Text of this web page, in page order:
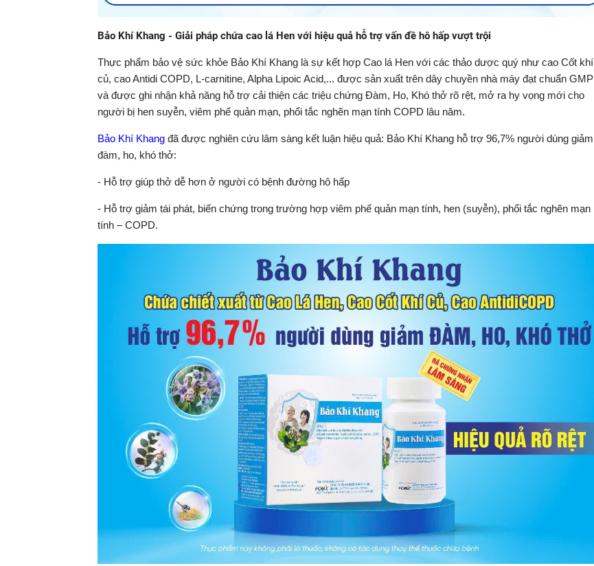
Bảo Khí Khang - Giải pháp chứa cao lá Hen với hiệu quả hỗ trợ vấn đề hô hấp vượt trội
Thực phẩm bảo vệ sức khỏe Bảo Khí Khang là sự kết hợp Cao lá Hen với các thảo dược quý như cao Cốt khí
củ, cao Antidi COPD, L-carnitine, Alpha Lipoic Acid,... được sản xuất trên dây chuyền nhà máy đạt chuẩn GMP
và được ghi nhận khả năng hỗ trợ cải thiện các triệu chứng Đàm, Ho, Khó thở rõ rệt, mở ra hy vọng mới cho
người bị hen suyễn, viêm phế quản mạn, phổi tắc nghẽn mạn tính COPD lâu năm.
Bảo Khí Khang đã được nghiên cứu lâm sàng kết luận hiệu quả: Bảo Khí Khang hỗ trợ 96,7% người dùng giảm
đàm, ho, khó thở:
- Hỗ trợ giúp thở dễ hơn ở người có bệnh đường hô hấp
- Hỗ trợ giảm tái phát, biến chứng trong trường hợp viêm phế quản mạn tính, hen (suyễn), phổi tắc nghẽn mạn
tính – COPD.